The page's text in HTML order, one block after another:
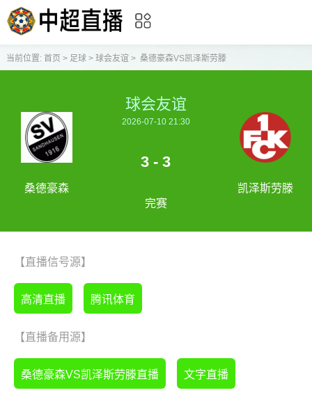
当前位置: 首页 > 足球> 球会友谊 > 桑德豪森VS凯泽斯劳滕
桑德豪森
球会友谊
2026-07-10 21:30
3 - 3
完赛
凯泽斯劳滕
【直播信号源】
高清直播 腾讯体育
【直播备用源】
桑德豪森VS凯泽斯劳滕直播 文字直播